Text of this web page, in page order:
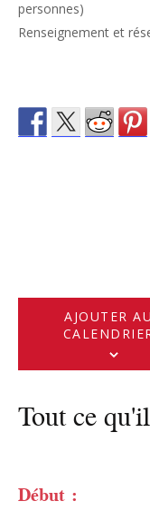
personnes)
Renseignement et
AJOUTER AU
Tout ce
Début :